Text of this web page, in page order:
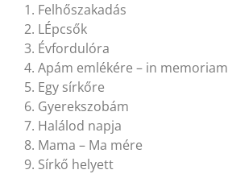
1. Felhőszakadás
2. LÉpcsők
3. Évfordulóra
4. Apám emlékére – in memoriam
5. Egy sírkőre
6. Gyerekszobám
7. Halálod napja
8. Mama – Ma mére
9. Sírkő helyett